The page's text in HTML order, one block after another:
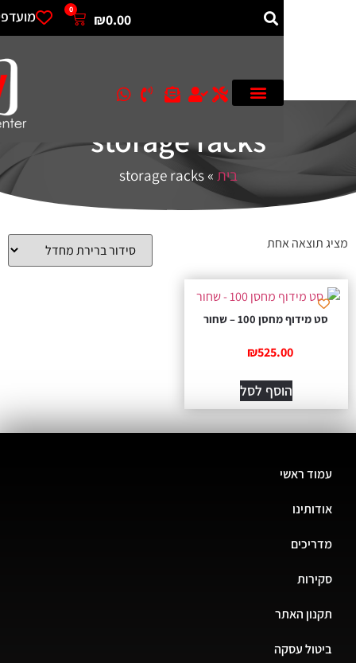
₪ מועדפים
storage racks
storage racks
אחת
מחסן 100 – שחור
₪525.00
הוסף לסל
ראשי
האתר
עסקה